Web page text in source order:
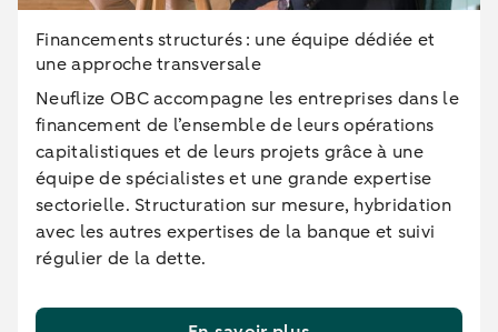
Financements structurés : une équipe dédiée et
une approche transversale
Neuflize OBC accompagne les entreprises dans le
financement de l’ensemble de leurs opérations
capitalistiques et de leurs projets grâce à une
équipe de spécialistes et une grande expertise
sectorielle. Structuration sur mesure, hybridation
avec les autres expertises de la banque et suivi
régulier de la dette.